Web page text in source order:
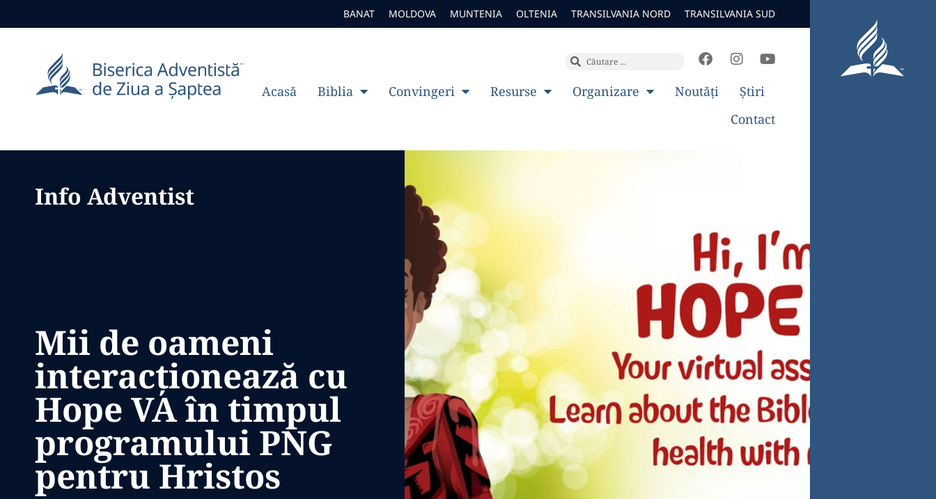
BANAT MOLDOVA MUNTENIA OLTENIA TRANSILVANIA NORD TRANSILVANIA SUD
Acasă Biblia Convingeri Resurse Organizare Noutăți
Știri
Contact
Info Adventist
Mii de oameni
interacționează cu
Hope VA în timpul
programului PNG
pentru Hristos